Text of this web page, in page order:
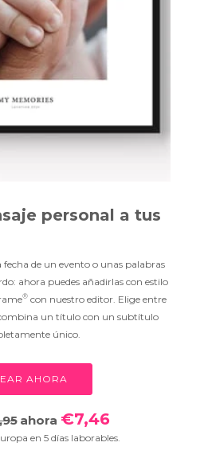
personal a tus
fecha de un evento o unas palabras
ahora puedes añadirlas con estilo
® con nuestro editor. Elige entre
un título con un subtítulo
único.
AHORA
ahora €7,46
en 5 días laborables.